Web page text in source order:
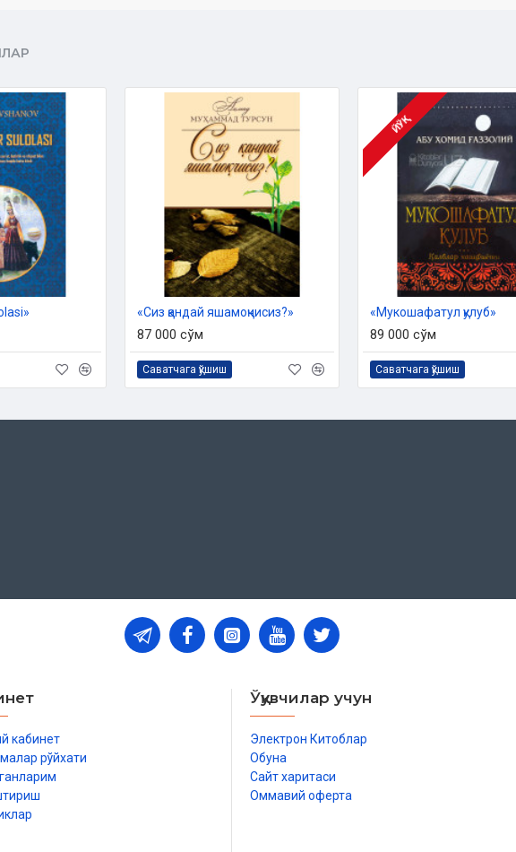
«Сиз қандай яшамоқчисиз?»
87 000 сўм
Саватчага қўшиш
ЙЎҚ
«Мукошафатул қулуб»
89 000 сўм
Саватчага қўшиш
кабинет
рўйхати
Ўқувчилар учун
Электрон Китоблар
Обуна
Сайт харитаси
Оммавий оферта